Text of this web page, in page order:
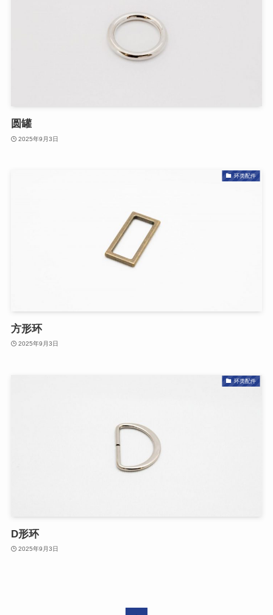
圆罐
2025年9月3日
环类配件
方形环
2025年9月3日
环类配件
D形环
2025年9月3日